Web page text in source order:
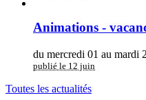
Animations -
du mercredi 01 au mardi
publié le 12 juin
Toutes les actualités